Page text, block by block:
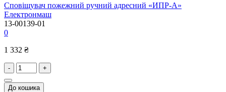
Сповіщувач пожежний ручний адресний «ИПР-А»
Електронмаш
13-00139-01
0
1 332 ₴
- +
До кошика